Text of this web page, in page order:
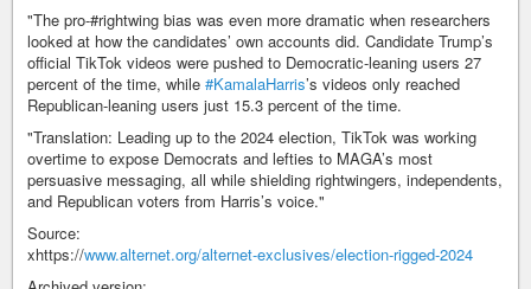
"The pro-#rightwing bias was even more dramatic when researchers
looked at how the candidates’ own accounts did. Candidate Trump’s
official TikTok videos were pushed to Democratic-leaning users 27
percent of the time, while #KamalaHarris’s videos only reached
Republican-leaning users just 15.3 percent of the time.
"Translation: Leading up to the 2024 election, TikTok was working
overtime to expose Democrats and lefties to MAGA’s most
persuasive messaging, all while shielding rightwingers, independents,
and Republican voters from Harris’s voice."
Source:
xhttps://www.alternet.org/alternet-exclusives/election-rigged-2024